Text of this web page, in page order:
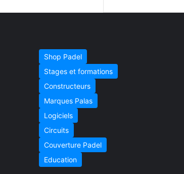
Shop Padel
Stages et formations
Constructeurs
Marques Palas
Logiciels
Circuits
Couverture Padel
Education